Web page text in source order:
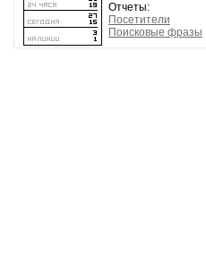
Отчеты:
Посетители
Поисковые фразы